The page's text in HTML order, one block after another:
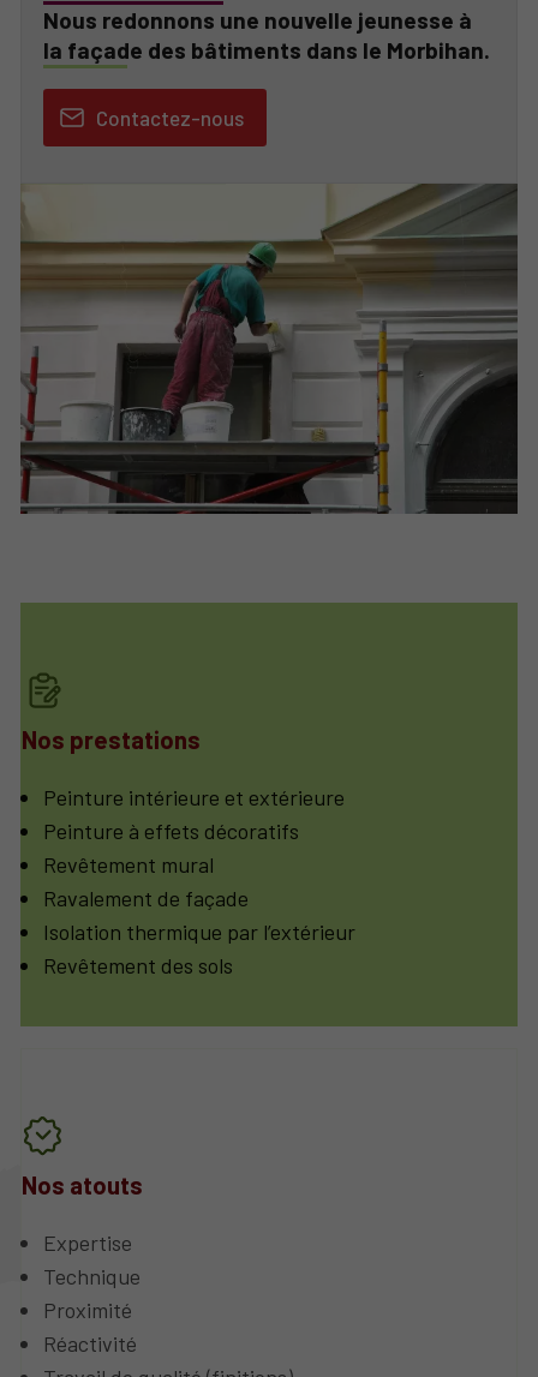
Nous redonnons une nouvelle jeunesse à
la façade des bâtiments dans le Morbihan.
Contactez-nous
Nos prestations
Peinture intérieure et extérieure
Peinture à effets décoratifs
Revêtement mural
Ravalement de façade
Isolation thermique par l’extérieur
Revêtement des sols
Nos atouts
Expertise
Technique
Proximité
Réactivité